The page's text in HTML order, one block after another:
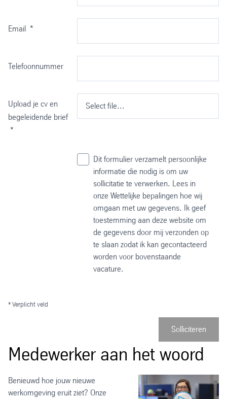
Email *
Telefoonnummer
Upload je cv en
begeleidende brief
*
Select file...
Dit formulier verzamelt persoonlijke
informatie die nodig is om uw
sollicitatie te verwerken. Lees in
onze Wettelijke bepalingen hoe wij
omgaan met uw gegevens. Ik geef
toestemming aan deze website om
de gegevens door mij verzonden op
te slaan zodat ik kan gecontacteerd
worden voor bovenstaande
vacature.
* Verplicht veld
Solliciteren
Medewerker aan het woord
Benieuwd hoe jouw nieuwe
werkomgeving eruit ziet? Onze